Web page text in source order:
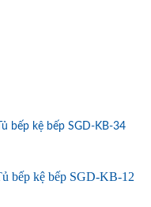
Tủ bếp kệ bếp SGD-KB-34